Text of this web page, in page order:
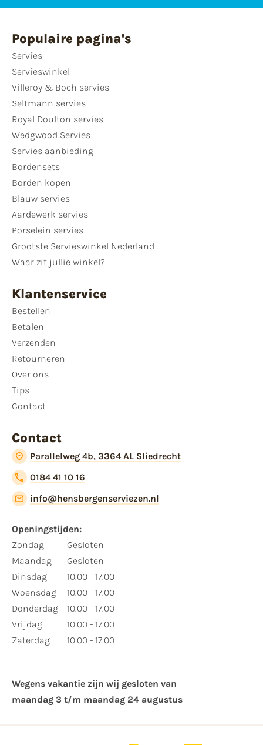
Populaire pagina's
Servies
Servieswinkel
Villeroy & Boch servies
Seltmann servies
Royal Doulton servies
Wedgwood Servies
Servies aanbieding
Bordensets
Borden kopen
Blauw servies
Aardewerk servies
Porselein servies
Grootste Servieswinkel Nederland
Waar zit jullie winkel?
Klantenservice
Bestellen
Betalen
Verzenden
Retourneren
Over ons
Tips
Contact
Contact
Parallelweg 4b, 3364 AL Sliedrecht
0184 41 10 16
info@hensbergenserviezen.nl
Openingstijden:
Zondag
Maandag
Dinsdag
Woensdag
Donderdag
Vrijdag
Zaterdag
Gesloten
Gesloten
10.00 - 17.00
10.00 - 17.00
10.00 - 17.00
10.00 - 17.00
10.00 - 17.00
Wegens vakantie zijn wij gesloten van ​
maandag 3 t/m maandag 24 augustus